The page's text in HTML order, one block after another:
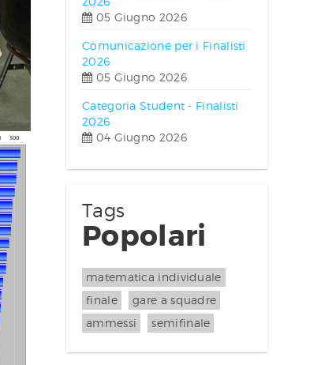
05 Giugno 2026
Comunicazione per i Finalisti
2026
05 Giugno 2026
Categoria Student - Finalisti
2026
04 Giugno 2026
Tags
Popolari
matematica individuale
finale
gare a squadre
ammessi
semifinale